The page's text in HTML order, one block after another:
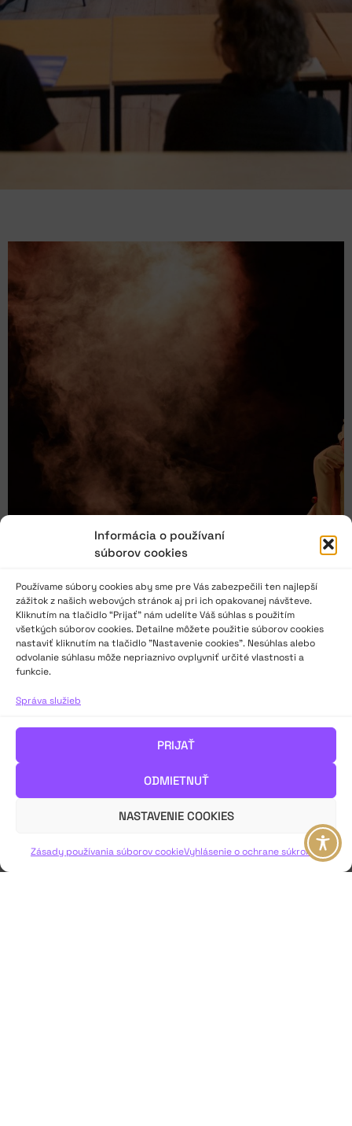
Informácia o používaní
súborov cookies
Používame súbory cookies aby sme pre Vás zabezpečili ten najlepší
zážitok z našich webových stránok aj pri ich opakovanej návšteve.
Kliknutím na tlačidlo “Prijať” nám udelíte Váš súhlas s použitím
všetkých súborov cookies. Detailne môžete použitie súborov cookies
nastaviť kliknutím na tlačidlo "Nastavenie cookies". Nesúhlas alebo
odvolanie súhlasu môže nepriaznivo ovplyvniť určité vlastnosti a
funkcie.
Správa služieb
PRIJAŤ
ODMIETNUŤ
NASTAVENIE COOKIES
Zásady používania súborov cookieVyhlásenie o ochrane súkromia
50. Belopotockého Mikuláš? Pestrý, zaujímavý,
kvalitný!
divadla, živých diskusií, prajnej a uvoľnenej atmosféry a
neradostné časy, ktoré naša kultúra a umenie zažívajú,
nedokážu umlčať ľudskú tvorivosť ani potrebu
spolu komunikovať. Napríklad aj prostredníctvom divadla,“ píše
predseda poroty Jozef Krasula.
Viac o výnimočnom ročníku Belopotockého Mikuláša v článku.